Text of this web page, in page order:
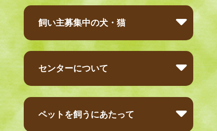
飼い主募集中の犬・猫
センターについて
ペットを飼うにあたって